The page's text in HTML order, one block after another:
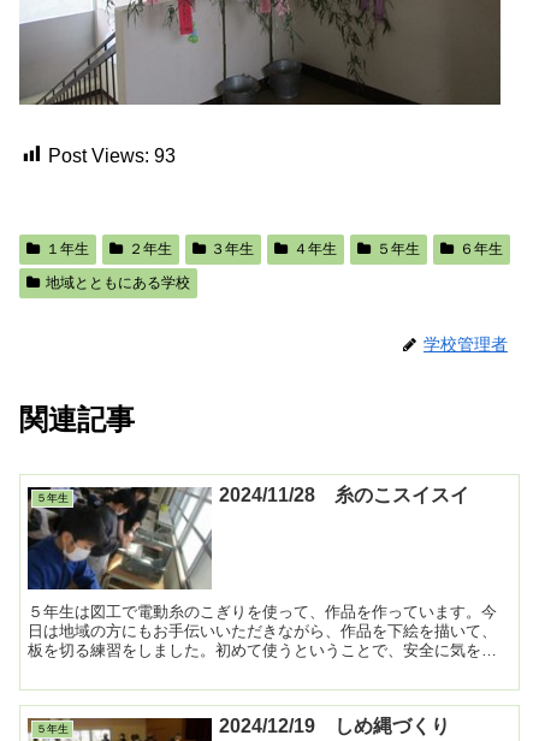
Post Views: 93
１年生 ２年生 ３年生 ４年生 ５年生
６年生
地域とともにある学校
学校管理者
関連記事
５年生 2024/11/28 糸のこスイスイ
５年生は図工で電動糸のこぎりを使って、作品を作っています。今
日は地域の方にもお手伝いいただきながら、作品を下絵を描いて、
板を切る練習をしました。初めて使うということで、安全に気を付
５年生 2024/12/19 しめ縄づくり